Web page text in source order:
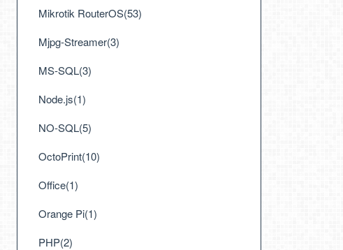
Mikrotik RouterOS(53)
Mjpg-Streamer(3)
MS-SQL(3)
Node.js(1)
NO-SQL(5)
OctoPrint(10)
Office(1)
Orange Pi(1)
PHP(2)